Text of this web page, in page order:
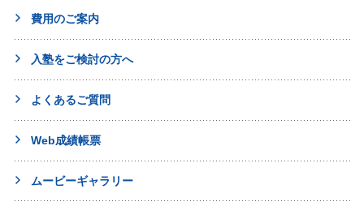
費用のご案内
入塾をご検討の方へ
よくあるご質問
Web成績帳票
ムービーギャラリー